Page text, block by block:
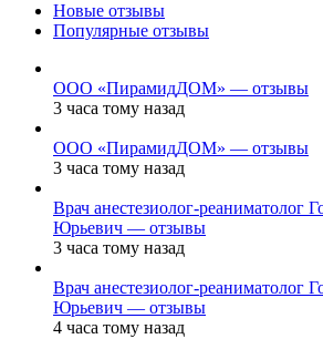
Новые отзывы
Популярные отзывы
ООО «ПирамидДОМ» — отзывы
3 часа тому назад
ООО «ПирамидДОМ» — отзывы
3 часа тому назад
Врач анестезиолог-реаниматолог
Юрьевич — отзывы
3 часа тому назад
Врач анестезиолог-реаниматолог
Юрьевич — отзывы
4 часа тому назад